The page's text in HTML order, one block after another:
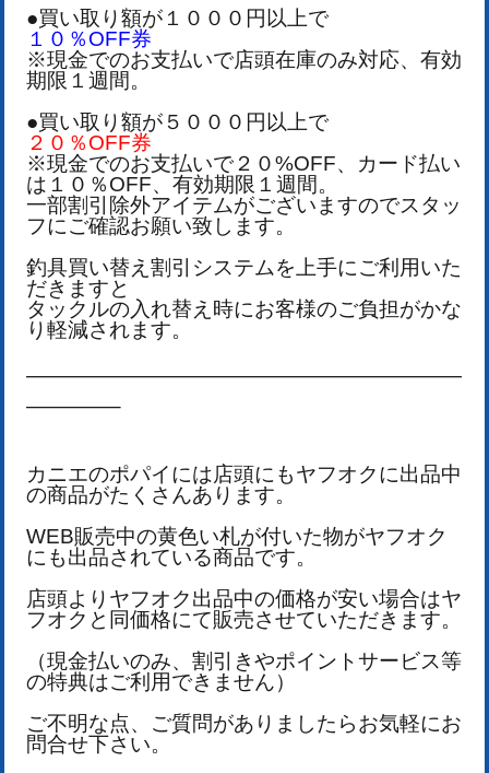
●買い取り額が１０００円以上で
１０％OFF券
※現金でのお支払いで店頭在庫のみ対応、有効
期限１週間。
●買い取り額が５０００円以上で
２０％OFF券
※現金でのお支払いで２０%OFF、カード払い
は１０％OFF、有効期限１週間。
一部割引除外アイテムがございますのでスタッ
フにご確認お願い致します。
釣具買い替え割引システムを上手にご利用いた
だきますと
タックルの入れ替え時にお客様のご負担がかな
り軽減されます。
—————————————————————
————–
カニエのポパイには店頭にもヤフオクに出品中
の商品がたくさんあります。
WEB販売中の黄色い札が付いた物がヤフオク
にも出品されている商品です。
店頭よりヤフオク出品中の価格が安い場合はヤ
フオクと同価格にて販売させていただきます。
（現金払いのみ、割引きやポイントサービス等
の特典はご利用できません）
ご不明な点、ご質問がありましたらお気軽にお
問合せ下さい。